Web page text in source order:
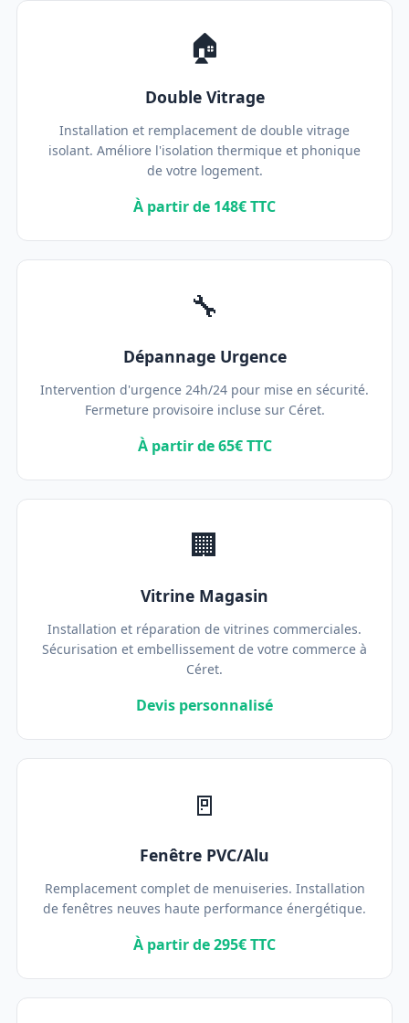
🏠
Double Vitrage
Installation et remplacement de double vitrage
isolant. Améliore l'isolation thermique et phonique
de votre logement.
À partir de 148€ TTC
🔧
Dépannage Urgence
Intervention d'urgence 24h/24 pour mise en sécurité.
Fermeture provisoire incluse sur Céret.
À partir de 65€ TTC
🏢
Vitrine Magasin
Installation et réparation de vitrines commerciales.
Sécurisation et embellissement de votre commerce à
Céret.
Devis personnalisé
🚪
Fenêtre PVC/Alu
Remplacement complet de menuiseries. Installation
de fenêtres neuves haute performance énergétique.
À partir de 295€ TTC